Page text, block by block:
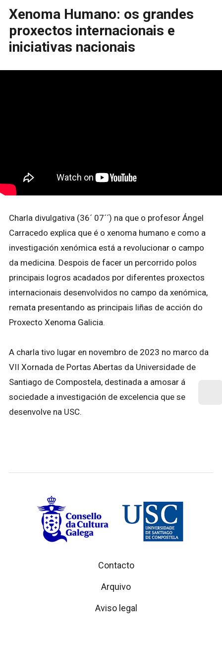
Xenoma Humano: os grandes
proxectos internacionais e
iniciativas nacionais
Charla divulgativa (36´ 07´´) na que o profesor Ángel
Carracedo explica que é o xenoma humano e como a
investigación xenómica está a revolucionar o campo
da medicina. Despois de facer un percorrido polos
principais logros acadados por diferentes proxectos
internacionais desenvolvidos no campo da xenómica,
remata presentando as principais liñas de acción do
Proxecto Xenoma Galicia.
A charla tivo lugar en novembro de 2023 no marco da
VII Xornada de Portas Abertas da Universidade de
Santiago de Compostela, destinada a amosar á
sociedade a investigación de excelencia que se
desenvolve na USC.
Contacto
Arquivo
Aviso legal